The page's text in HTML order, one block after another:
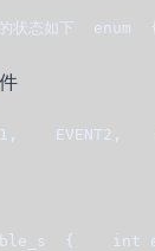
天的状态如下
EVENT2,
{    int